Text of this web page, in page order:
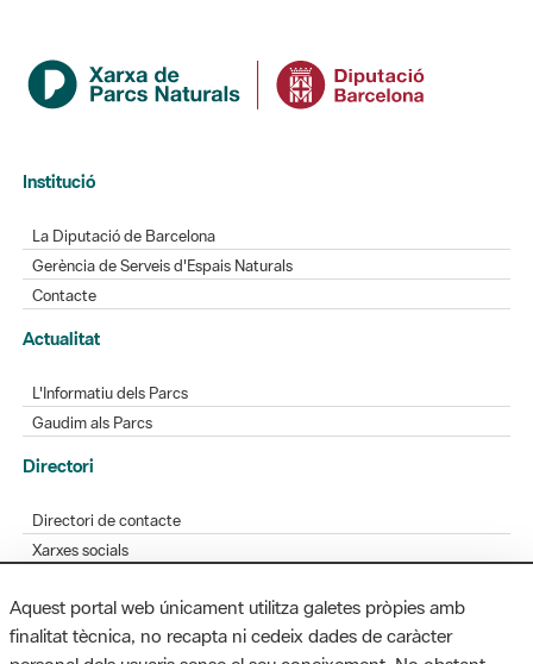
Institució
La Diputació de Barcelona
Gerència de Serveis d'Espais Naturals
Contacte
Actualitat
L'Informatiu dels Parcs
Gaudim als Parcs
Directori
Directori de contacte
Xarxes socials
Bústia de suggeriments
Opineu sobre els parcs
Aquest portal web únicament utilitza galetes pròpies amb
finalitat tècnica, no recapta ni cedeix dades de caràcter